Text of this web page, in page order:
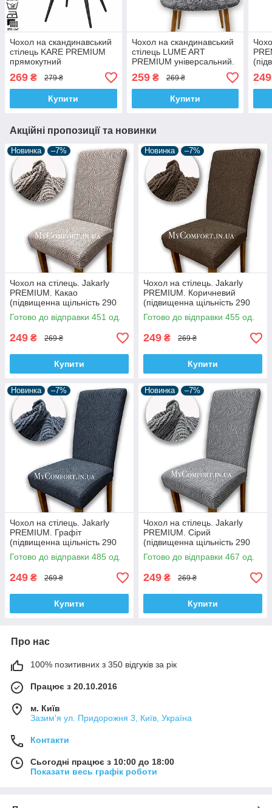
Чохол на скандинавський
стілець KARE PREMIUM
прямокутний
універсальний. Графіт
(підвищенна щільність 290
гр/м², Туреччина)
269 ₴ 279 ₴
Купити
Чохол на скандинавський
стілець LUME ART
PREMIUM універсальний.
Сірий (підвищенна
щільність 290 гр/м²,
Туреччина)
259₴ 269 ₴
Купити
гр/
249
Акційні пропозиції та новинки
Новинка –7%
Чохол на стілець. Jakarly
PREMIUM. Какао
(підвищенна щільність 290
гр/м², Туреччина)
Готово до відправки 451 од.
249 ₴ 269 ₴
Купити
Новинка –7%
Чохол на стілець. Jakarly
PREMIUM. Коричневий
(підвищенна щільність 290
гр/м², Туреччина)
Готово до відправки 455 од.
249 ₴ 269 ₴
Купити
Новинка –7%
Чохол на стілець. Jakarly
PREMIUM. Графіт
(підвищенна щільність 290
гр/м², Туреччина)
Готово до відправки 485 од.
249 ₴ 269 ₴
Купити
Новинка –7%
Чохол на стілець. Jakarly
PREMIUM. Сірий
(підвищенна щільність 290
гр/м², Туреччина)
Готово до відправки 467 од.
249 ₴ 269 ₴
Купити
Про нас
100% позитивних з 350 відгуків за рік
Працює з 20.10.2016
м. Київ
Зазим'я ул. Придорожня 3, Київ, Україна
Контакти
Сьогодні працює з 10:00 до 18:00
Показати весь графік роботи